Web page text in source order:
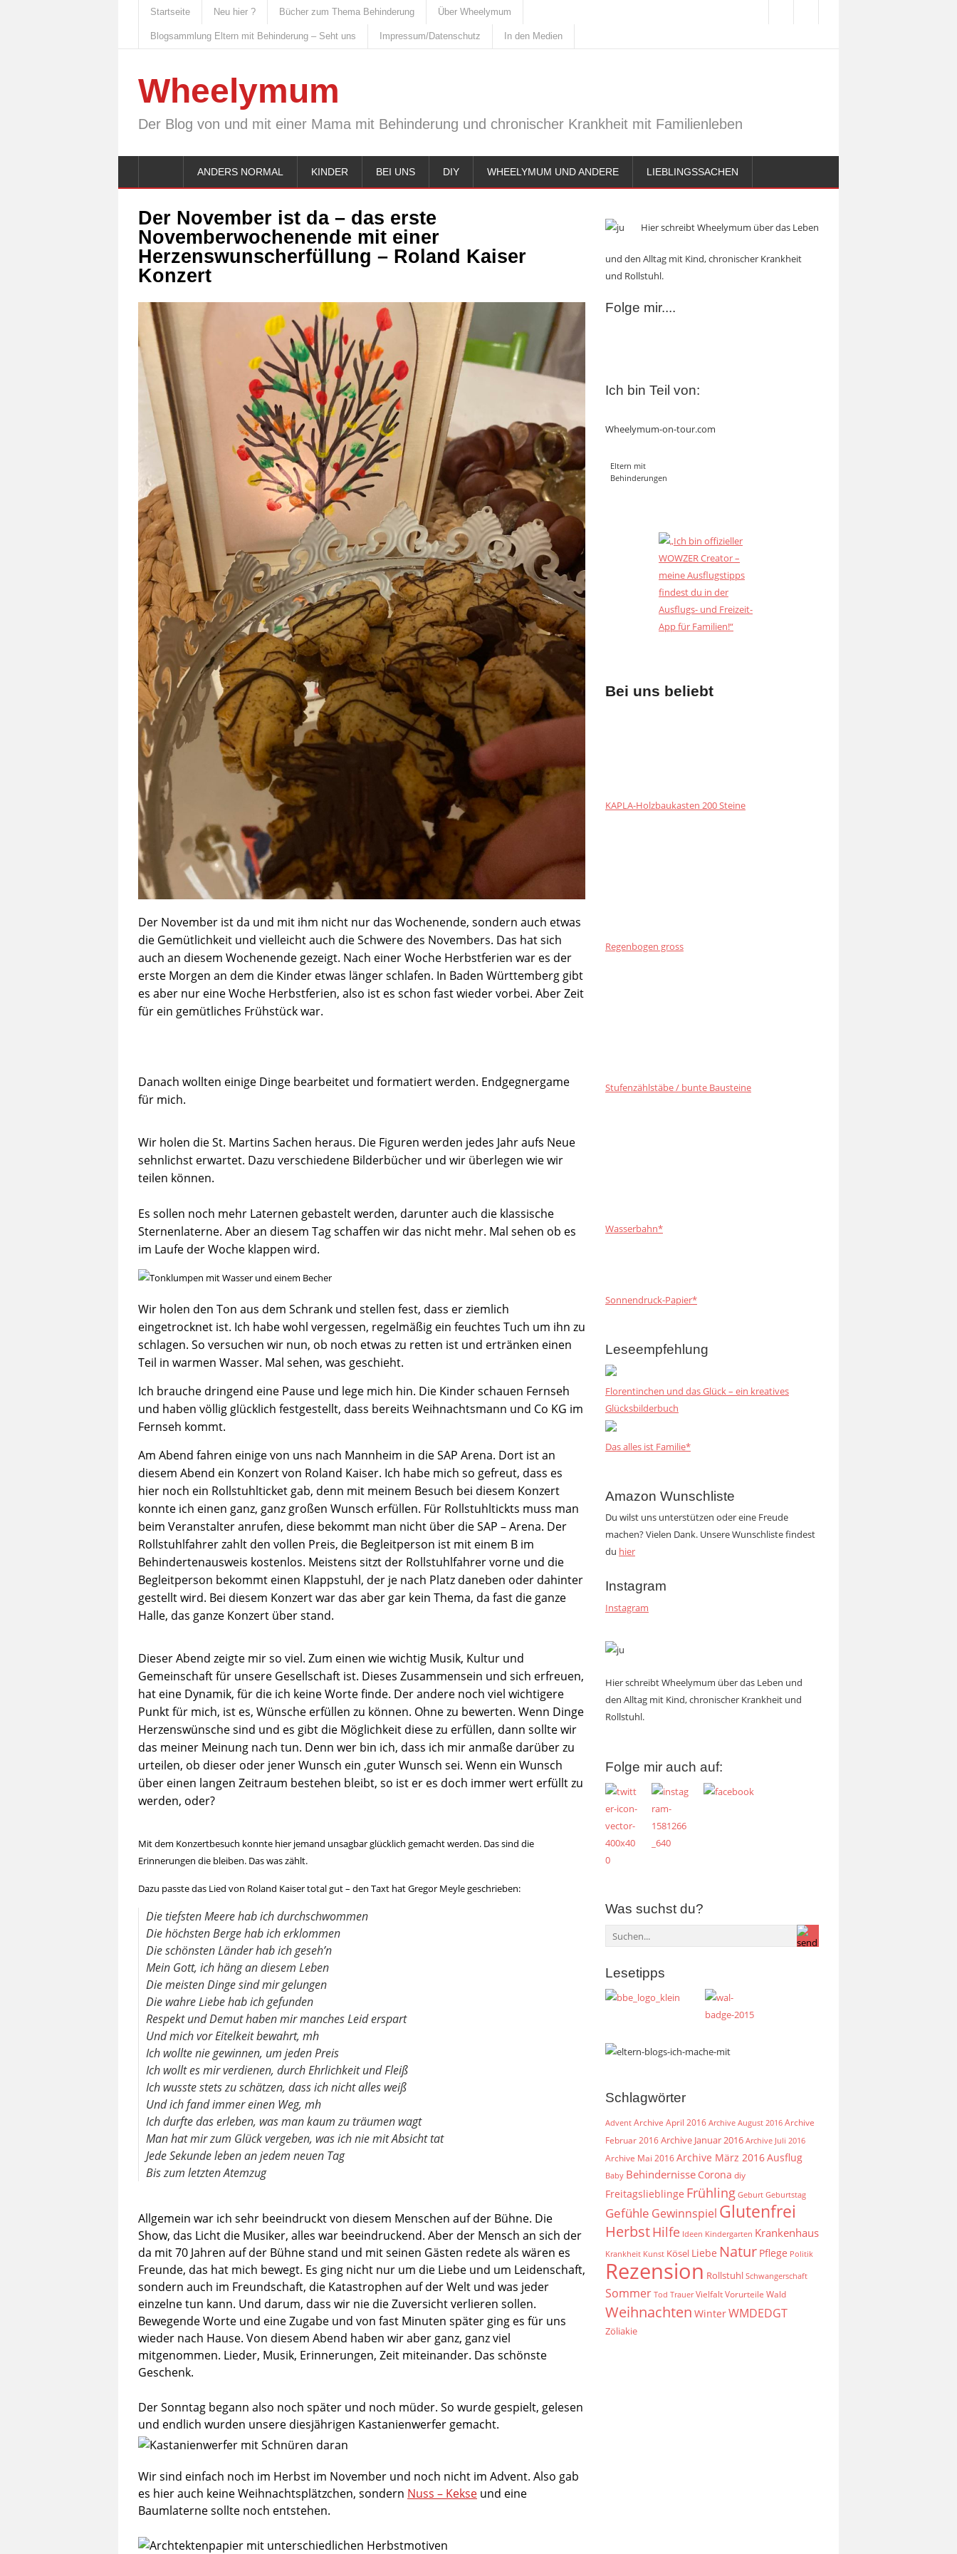
Startseite Neu hier ? Bücher zum Thema Behinderung Über Wheelymum
Blogsammlung Eltern mit Behinderung – Seht uns Impressum/Datenschutz In den Medien
Wheelymum
Der Blog von und mit einer Mama mit Behinderung und chronischer Krankheit mit Familienleben
ANDERS NORMAL KINDER BEI UNS DIY WHEELYMUM UND ANDERE LIEBLINGSSACHEN
Der November ist da – das erste
Novemberwochenende mit einer
Herzenswunscherfüllung – Roland Kaiser
Konzert
Der November ist da und mit ihm nicht nur das Wochenende, sondern auch etwas
die Gemütlichkeit und vielleicht auch die Schwere des Novembers. Das hat sich
auch an diesem Wochenende gezeigt. Nach einer Woche Herbstferien war es der
erste Morgen an dem die Kinder etwas länger schlafen. In Baden Württemberg gibt
es aber nur eine Woche Herbstferien, also ist es schon fast wieder vorbei. Aber Zeit
für ein gemütliches Frühstück war.
Danach wollten einige Dinge bearbeitet und formatiert werden. Endgegnergame
für mich.
Wir holen die St. Martins Sachen heraus. Die Figuren werden jedes Jahr aufs Neue
sehnlichst erwartet. Dazu verschiedene Bilderbücher und wir überlegen wie wir
teilen können.
Es sollen noch mehr Laternen gebastelt werden, darunter auch die klassische
Sternenlaterne. Aber an diesem Tag schaffen wir das nicht mehr. Mal sehen ob es
im Laufe der Woche klappen wird.
Wir holen den Ton aus dem Schrank und stellen fest, dass er ziemlich
eingetrocknet ist. Ich habe wohl vergessen, regelmäßig ein feuchtes Tuch um ihn zu
schlagen. So versuchen wir nun, ob noch etwas zu retten ist und ertränken einen
Teil in warmen Wasser. Mal sehen, was geschieht.
Ich brauche dringend eine Pause und lege mich hin. Die Kinder schauen Fernseh
und haben völlig glücklich festgestellt, dass bereits Weihnachtsmann und Co KG im
Fernseh kommt.
Am Abend fahren einige von uns nach Mannheim in die SAP Arena. Dort ist an
diesem Abend ein Konzert von Roland Kaiser. Ich habe mich so gefreut, dass es
hier noch ein Rollstuhlticket gab, denn mit meinem Besuch bei diesem Konzert
konnte ich einen ganz, ganz großen Wunsch erfüllen. Für Rollstuhltickts muss man
beim Veranstalter anrufen, diese bekommt man nicht über die SAP – Arena. Der
Rollstuhlfahrer zahlt den vollen Preis, die Begleitperson ist mit einem B im
Behindertenausweis kostenlos. Meistens sitzt der Rollstuhlfahrer vorne und die
Begleitperson bekommt einen Klappstuhl, der je nach Platz daneben oder dahinter
gestellt wird. Bei diesem Konzert war das aber gar kein Thema, da fast die ganze
Halle, das ganze Konzert über stand.
Dieser Abend zeigte mir so viel. Zum einen wie wichtig Musik, Kultur und
Gemeinschaft für unsere Gesellschaft ist. Dieses Zusammensein und sich erfreuen,
hat eine Dynamik, für die ich keine Worte finde. Der andere noch viel wichtigere
Punkt für mich, ist es, Wünsche erfüllen zu können. Ohne zu bewerten. Wenn Dinge
Herzenswünsche sind und es gibt die Möglichkeit diese zu erfüllen, dann sollte wir
das meiner Meinung nach tun. Denn wer bin ich, dass ich mir anmaße darüber zu
urteilen, ob dieser oder jener Wunsch ein ,guter Wunsch sei. Wenn ein Wunsch
über einen langen Zeitraum bestehen bleibt, so ist er es doch immer wert erfüllt zu
werden, oder?
Mit dem Konzertbesuch konnte hier jemand unsagbar glücklich gemacht werden. Das sind die
Erinnerungen die bleiben. Das was zählt.
Dazu passte das Lied von Roland Kaiser total gut – den Taxt hat Gregor Meyle geschrieben:
Die tiefsten Meere hab ich durchschwommen
Die höchsten Berge hab ich erklommen
Die schönsten Länder hab ich geseh’n
Mein Gott, ich häng an diesem Leben
Die meisten Dinge sind mir gelungen
Die wahre Liebe hab ich gefunden
Respekt und Demut haben mir manches Leid erspart
Und mich vor Eitelkeit bewahrt, mh
Ich wollte nie gewinnen, um jeden Preis
Ich wollt es mir verdienen, durch Ehrlichkeit und Fleiß
Ich wusste stets zu schätzen, dass ich nicht alles weiß
Und ich fand immer einen Weg, mh
Ich durfte das erleben, was man kaum zu träumen wagt
Man hat mir zum Glück vergeben, was ich nie mit Absicht tat
Jede Sekunde leben an jedem neuen Tag
Bis zum letzten Atemzug
Allgemein war ich sehr beeindruckt von diesem Menschen auf der Bühne. Die
Show, das Licht die Musiker, alles war beeindruckend. Aber der Mensch an sich der
da mit 70 Jahren auf der Bühne stand und mit seinen Gästen redete als wären es
Freunde, das hat mich bewegt. Es ging nicht nur um die Liebe und um Leidenschaft,
sondern auch im Freundschaft, die Katastrophen auf der Welt und was jeder
einzelne tun kann. Und darum, dass wir nie die Zuversicht verlieren sollen.
Bewegende Worte und eine Zugabe und von fast Minuten später ging es für uns
wieder nach Hause. Von diesem Abend haben wir aber ganz, ganz viel
mitgenommen. Lieder, Musik, Erinnerungen, Zeit miteinander. Das schönste
Geschenk.
Der Sonntag begann also noch später und noch müder. So wurde gespielt, gelesen
und endlich wurden unsere diesjährigen Kastanienwerfer gemacht.
Wir sind einfach noch im Herbst im November und noch nicht im Advent. Also gab
es hier auch keine Weihnachtsplätzchen, sondern Nuss – Kekse und eine
Baumlaterne sollte noch entstehen.
Hier schreibt Wheelymum über das Leben
und den Alltag mit Kind, chronischer Krankheit
und Rollstuhl.
Folge mir....
Ich bin Teil von:
Wheelymum-on-tour.com
Eltern mit
Behinderungen
Bei uns beliebt
KAPLA-Holzbaukasten 200 Steine
Regenbogen gross
Stufenzählstäbe / bunte Bausteine
Wasserbahn*
Sonnendruck-Papier*
Leseempfehlung
Florentinchen und das Glück – ein kreatives
Glücksbilderbuch
Das alles ist Familie*
Amazon Wunschliste
Du wilst uns unterstützen oder eine Freude
machen? Vielen Dank. Unsere Wunschliste findest
du hier
Instagram
Instagram
Hier schreibt Wheelymum über das Leben und
den Alltag mit Kind, chronischer Krankheit und
Rollstuhl.
Folge mir auch auf:
Was suchst du?
Lesetipps
Schlagwörter
Advent Archive April 2016 Archive August 2016 Archive
Februar 2016Archive Januar 2016 Archive Juli 2016
Archive Mai 2016Archive März 2016Ausflug
Baby Behindernisse Corona diy
Freitagslieblinge Frühling Geburt Geburtstag
Gefühle Gewinnspiel Glutenfrei
HerbstHilfe Ideen Kindergarten Krankenhaus
Krankheit Kunst Kösel Liebe Natur Pflege Politik
Rezension Rollstuhl Schwangerschaft
Sommer Tod Trauer VielfaltVorurteile Wald
Weihnachten WinterWMDEDGT
Zöliakie